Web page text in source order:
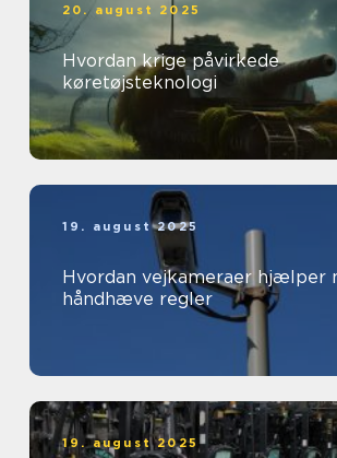
20. august 2025
Hvordan krige påvirkede
køretøjsteknologi
19. august 2025
Hvordan vejkameraer hjælper
håndhæve regler
19. august 2025